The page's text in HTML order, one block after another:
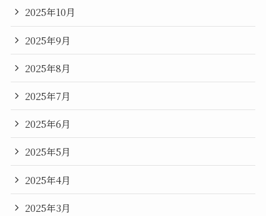
2025年10月
2025年9月
2025年8月
2025年7月
2025年6月
2025年5月
2025年4月
2025年3月